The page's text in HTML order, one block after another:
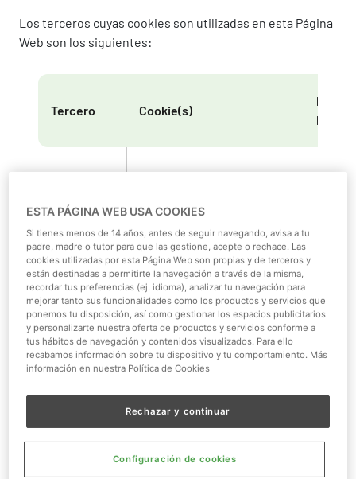
Los terceros cuyas cookies son utilizadas en esta Página
Web son los siguientes:
Tercero Cookie(s)
Microsoft affinityaff
_ga dc_gtm_UA-
xxxxxxxx ,
ga_xxxxxxxxxx ,
gat_UA-XXXXXX-X, _gid
–
igodigitalst_xxxxxxxxx ,
ESTA PÁGINA WEB USA COOKIES
Si tienes menos de 14 años, antes de seguir navegando, avisa a tu
padre, madre o tutor para que las gestione, acepte o rechace. Las
cookies utilizadas por esta Página Web son propias y de terceros y
están destinadas a permitirte la navegación a través de la misma,
recordar tus preferencias (ej. idioma), analizar tu navegación para
mejorar tanto sus funcionalidades como los productos y servicios que
ponemos tu disposición, así como gestionar los espacios publicitarios
y personalizarte nuestra oferta de productos y servicios conforme a
tus hábitos de navegación y contenidos visualizados. Para ello
recabamos información sobre tu dispositivo y tu comportamiento. Más
información en nuestra Política de Cookies
Rechazar y continuar
Configuración de cookies